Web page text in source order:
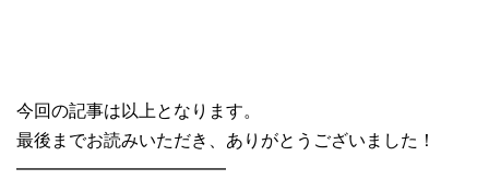
今回の記事は以上となります。
最後までお読みいただき、ありがとうございました！
━━━━━━━━━━━━